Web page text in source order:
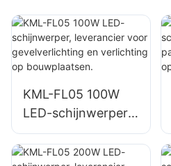
KML-FL05 100W
LED-schijnwerper,
leverancier voor
gevelverlichting en